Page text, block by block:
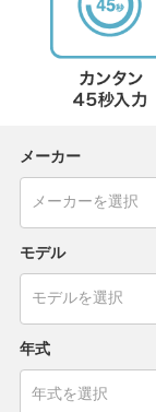
メーカー
モデル
年式